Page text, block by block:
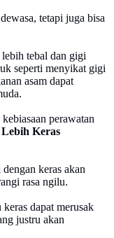
tetapi juga bisa
tebal dan gigi
seperti menyikat gigi
asam dapat
perawatan
Keras
keras akan
rasa ngilu.
dapat merusak
justru akan